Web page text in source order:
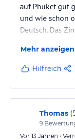
auf Phuket gut
und wie schon
Deutsch. Das
Kühlschrank.
sauber, aber
Auge
etwas weit, wir
Mietwagen,
nicht optimal.…
Mehr anzeigen
Hilfreich
Thomas (
9
Vor 13 Jahren •